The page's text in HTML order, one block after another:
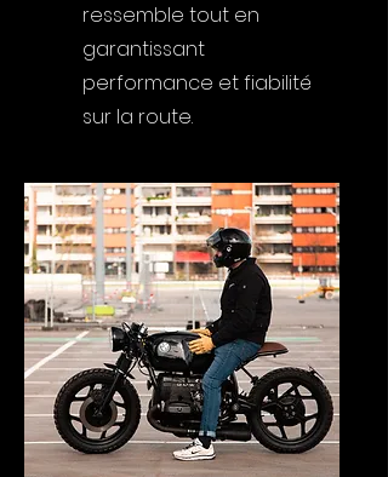
ressemble tout en
garantissant
performance et fiabilité
sur la route.